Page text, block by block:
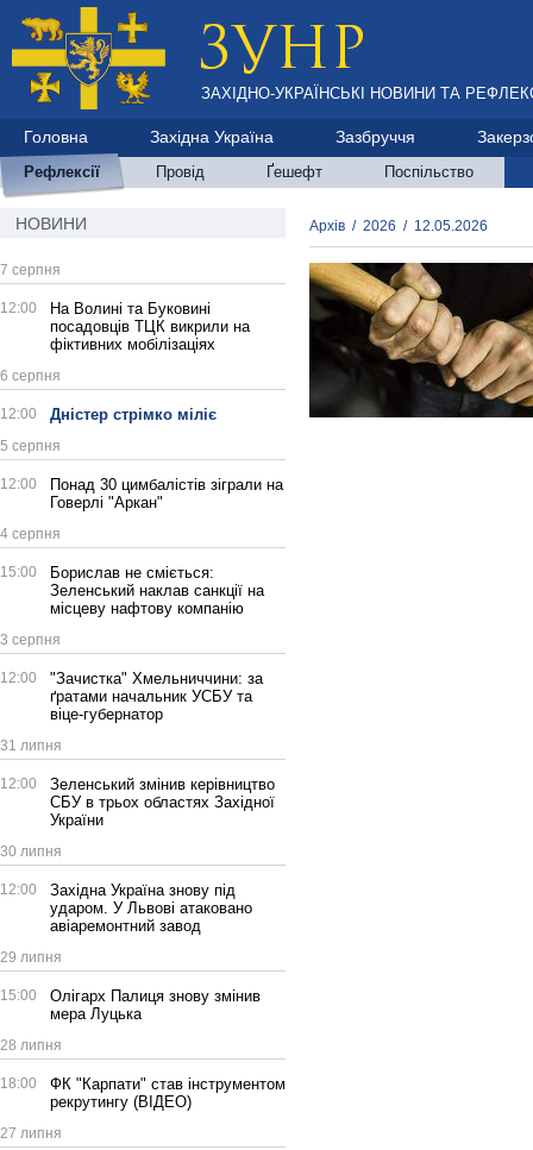
ЗАХІДНО-УКРАЇНСЬКІ НОВИНИ ТА
Головна Західна Україна Зазбруччя
Рефлексії Провід Ґешефт Поспільство
НОВИНИ
7 серпня
12:00
На Волині та Буковині
посадовців ТЦК викрили на
фіктивних мобілізаціях
6 серпня
12:00 Дністер стрімко міліє
5 серпня
12:00
Понад 30 цимбалістів зіграли на
Говерлі "Аркан"
4 серпня
15:00
Борислав не сміється:
Зеленський наклав санкції на
місцеву нафтову компанію
3 серпня
12:00
"Зачистка" Хмельниччини: за
ґратами начальник УСБУ та
віце-губернатор
31 липня
12:00
Зеленський змінив керівництво
СБУ в трьох областях Західної
України
30 липня
12:00
Західна Україна знову під
ударом. У Львові атаковано
авіаремонтний завод
29 липня
15:00
Олігарх Палиця знову змінив
мера Луцька
28 липня
18:00
ФК "Карпати" став інструментом
рекрутингу (ВІДЕО)
27 липня
Архів / 2026 / 12.05.2026